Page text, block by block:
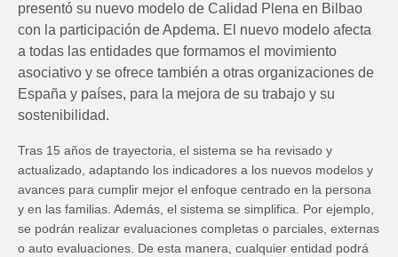
presentó su nuevo modelo de Calidad Plena en Bilbao
con la participación de Apdema. El nuevo modelo afecta
a todas las entidades que formamos el movimiento
asociativo y se ofrece también a otras organizaciones de
España y países, para la mejora de su trabajo y su
sostenibilidad.
Tras 15 años de trayectoria, el sistema se ha revisado y
actualizado, adaptando los indicadores a los nuevos modelos y
avances para cumplir mejor el enfoque centrado en la persona
y en las familias. Además, el sistema se simplifica. Por ejemplo,
se podrán realizar evaluaciones completas o parciales, externas
o auto evaluaciones. De esta manera, cualquier entidad podrá